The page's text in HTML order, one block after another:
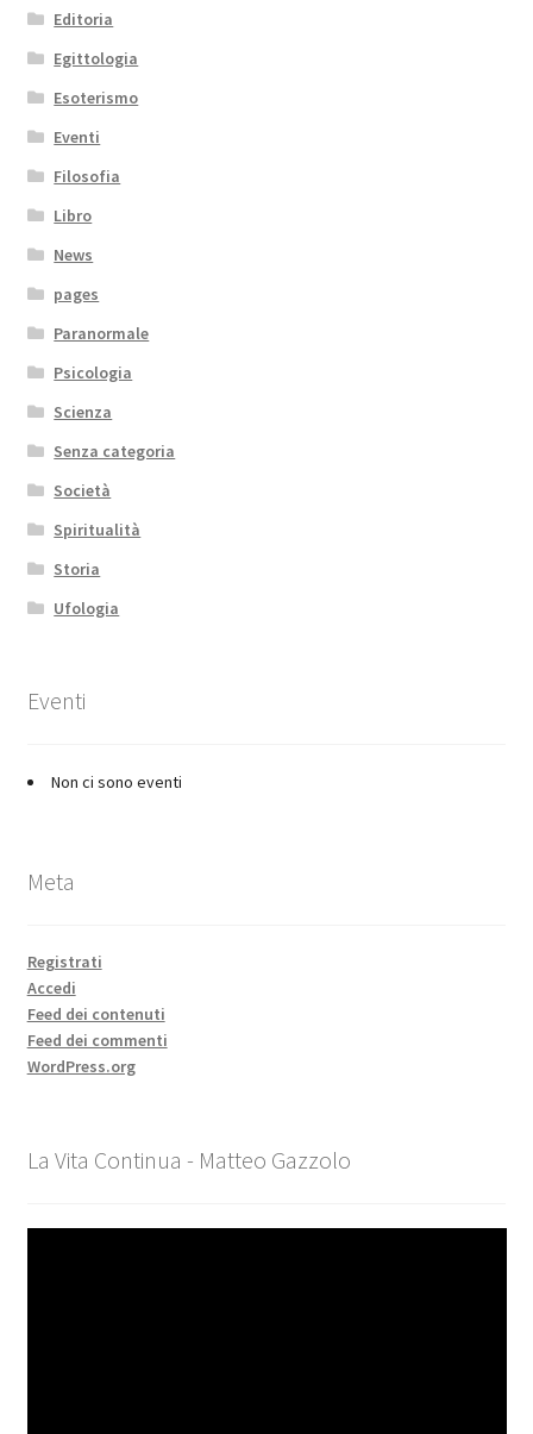
Editoria
Egittologia
Esoterismo
Eventi
Filosofia
Libro
News
pages
Paranormale
Psicologia
Scienza
Senza categoria
Società
Spiritualità
Storia
Ufologia
Eventi
Non ci sono eventi
Meta
Registrati
Accedi
Feed dei contenuti
Feed dei commenti
WordPress.org
La Vita Continua - Matteo Gazzolo